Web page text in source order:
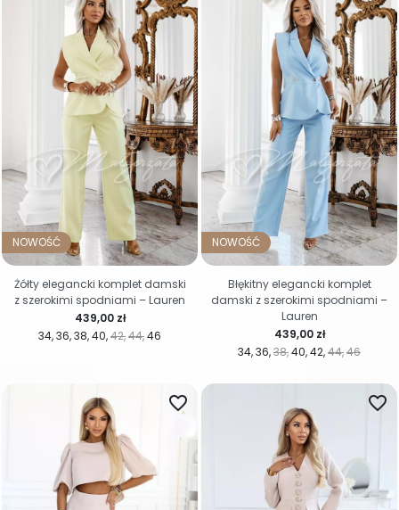
NOWOŚĆ
34 36 38 40 42 44 46
Cena
439,00 zł
Żółty elegancki komplet damski
z szerokimi spodniami – Lauren
NOWOŚĆ
34 36 38 40 42 44 46
Cena
439,00 zł
Błękitny elegancki komplet
damski z szerokimi spodniami –
Lauren
favorite_border favorite_border